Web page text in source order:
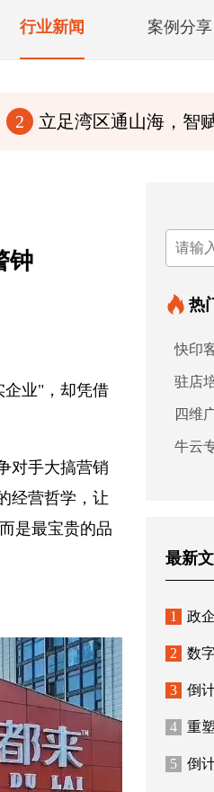
行业新闻 案例分享
2 立足湾区通山海，智赋百县兴华章 |
钟
企业"，却凭借
对手大搞营销
经营哲学，让
是最宝贵的品
热
快印
驻店
四维
牛云
最新
1 政企协
2 数
3 倒
4 重塑
5 倒